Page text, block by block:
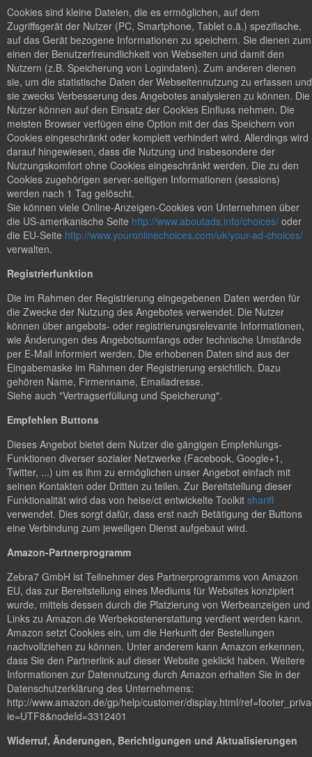
Cookies sind kleine Dateien, die es ermöglichen, auf dem
Zugriffsgerät der Nutzer (PC, Smartphone, Tablet o.ä.) spezifische,
auf das Gerät bezogene Informationen zu speichern. Sie dienen zum
einen der Benutzerfreundlichkeit von Webseiten und damit den
Nutzern (z.B. Speicherung von Logindaten). Zum anderen dienen
sie, um die statistische Daten der Webseitennutzung zu erfassen und
sie zwecks Verbesserung des Angebotes analysieren zu können. Die
Nutzer können auf den Einsatz der Cookies Einfluss nehmen. Die
meisten Browser verfügen eine Option mit der das Speichern von
Cookies eingeschränkt oder komplett verhindert wird. Allerdings wird
darauf hingewiesen, dass die Nutzung und insbesondere der
Nutzungskomfort ohne Cookies eingeschränkt werden. Die zu den
Cookies zugehörigen server-seitigen Informationen (sessions)
werden nach 1 Tag gelöscht.
Sie können viele Online-Anzeigen-Cookies von Unternehmen über
die US-amerikanische Seite http://www.aboutads.info/choices/ oder
die EU-Seite http://www.youronlinechoices.com/uk/your-ad-choices/
verwalten.
Registrierfunktion
Die im Rahmen der Registrierung eingegebenen Daten werden für
die Zwecke der Nutzung des Angebotes verwendet. Die Nutzer
können über angebots- oder registrierungsrelevante Informationen,
wie Änderungen des Angebotsumfangs oder technische Umstände
per E-Mail informiert werden. Die erhobenen Daten sind aus der
Eingabemaske im Rahmen der Registrierung ersichtlich. Dazu
gehören Name, Firmenname, Emailadresse.
Siehe auch "Vertragserfüllung und Speicherung".
Empfehlen Buttons
Dieses Angebot bietet dem Nutzer die gängigen Empfehlungs-
Funktionen diverser sozialer Netzwerke (Facebook, Google+1,
Twitter, ...) um es ihm zu ermöglichen unser Angebot einfach mit
seinen Kontakten oder Dritten zu teilen. Zur Bereitstellung dieser
Funktionalität wird das von heise/ct entwickelte Toolkit shariff
verwendet. Dies sorgt dafür, dass erst nach Betätigung der Buttons
eine Verbindung zum jeweiligen Dienst aufgebaut wird.
Amazon-Partnerprogramm
Zebra7 GmbH ist Teilnehmer des Partnerprogramms von Amazon
EU, das zur Bereitstellung eines Mediums für Websites konzipiert
wurde, mittels dessen durch die Platzierung von Werbeanzeigen und
Links zu Amazon.de Werbekostenerstattung verdient werden kann.
Amazon setzt Cookies ein, um die Herkunft der Bestellungen
nachvollziehen zu können. Unter anderem kann Amazon erkennen,
dass Sie den Partnerlink auf dieser Website geklickt haben. Weitere
Informationen zur Datennutzung durch Amazon erhalten Sie in der
Datenschutzerklärung des Unternehmens:
http://www.amazon.de/gp/help/customer/display.html/
ie=UTF8&nodeId=3312401
Widerruf, Änderungen, Berichtigungen und Aktualisierungen